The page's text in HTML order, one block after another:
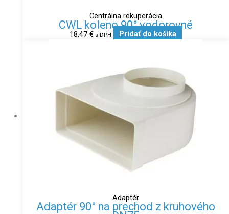
Centrálna rekuperácia
CWL koleno 90° vodorovné
18,47 € s DPH Pridať do košíka
Adaptér
Adaptér 90° na prechod z kruhového